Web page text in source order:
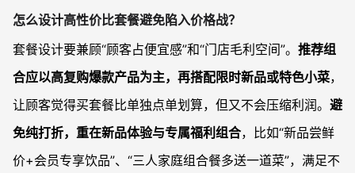
怎么设计高性价比套餐避免陷入价格战？
套餐设计要兼顾“顾客占便宜感”和“门店毛利空间”。 推荐组
合应以高复购爆款产品为主，再搭配限时新品或特色小菜，
让顾客觉得买套餐比单独点单划算，但又不会压缩利润。 避
免纯打折，重在新品体验与专属福利组合，比如“新品尝鲜
价+会员专享饮品”、“三人家庭组合餐多送一道菜”，满足不